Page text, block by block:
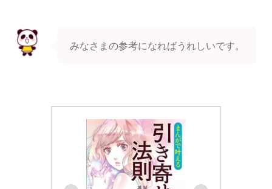
みなさまの参考になればうれしいです。